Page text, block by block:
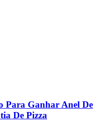
Para Ganhar Anel De
De Pizza